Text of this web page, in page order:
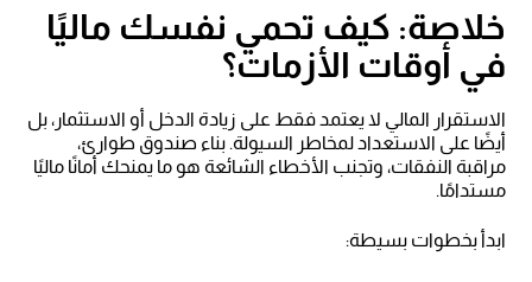
خلاصة: كيف تحمي نفسك ماليًا
في أوقات الأزمات؟
الاستقرار المالي لا يعتمد فقط على زيادة الدخل أو الاستثمار، بل
أيضًا على الاستعداد لمخاطر السيولة. بناء صندوق طوارئ،
مراقبة النفقات، وتجنب الأخطاء الشائعة هو ما يمنحك أمانًا ماليًا
مستدامًا.
ابدأ بخطوات بسيطة: